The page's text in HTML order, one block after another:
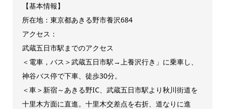
【基本情報】
所在地：東京都あきる野市養沢684
アクセス：
武蔵五日市駅までのアクセス
＜電車，バス＞武蔵五日市駅→上養沢行き」に乗車し、
神谷バス停で下車、徒歩30分。
＜車＞新宿～あきる野IC、武蔵五日市駅より秋川街道を
十里木方面に直進。十里木交差点を右折、道なりに進